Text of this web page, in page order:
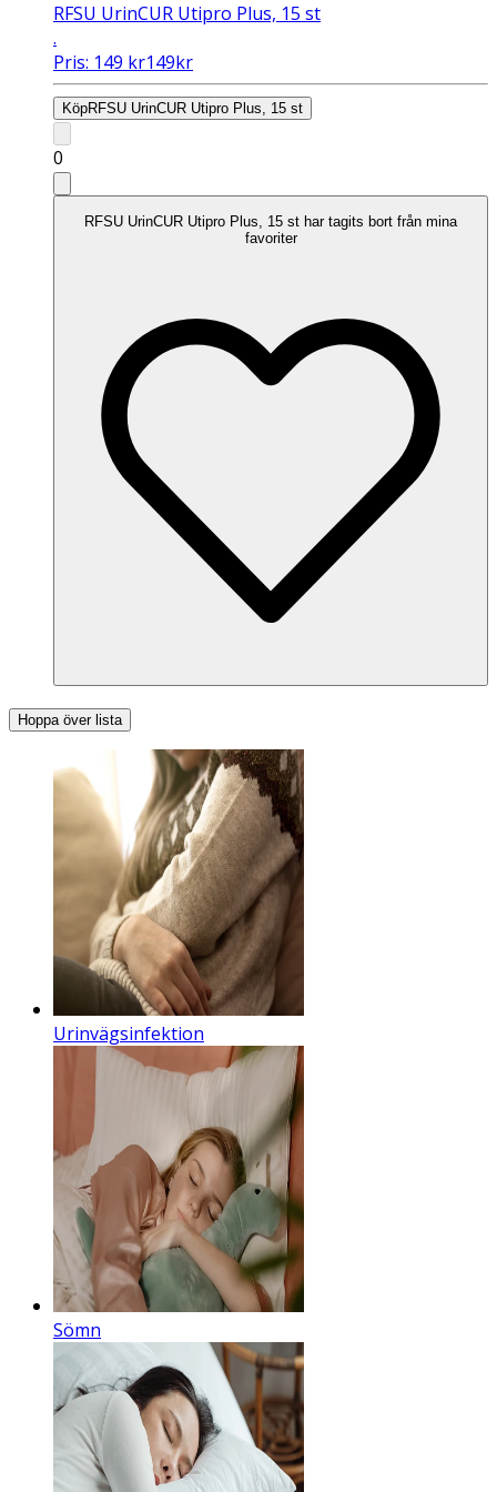
RFSU UrinCUR Utipro Plus, 15 st
.
Pris: 149 kr149kr
KöpRFSU UrinCUR Utipro Plus, 15 st
0
RFSU UrinCUR Utipro Plus, 15 st har tagits bort från mina
favoriter
Hoppa över lista
Urinvägsinfektion
Sömn